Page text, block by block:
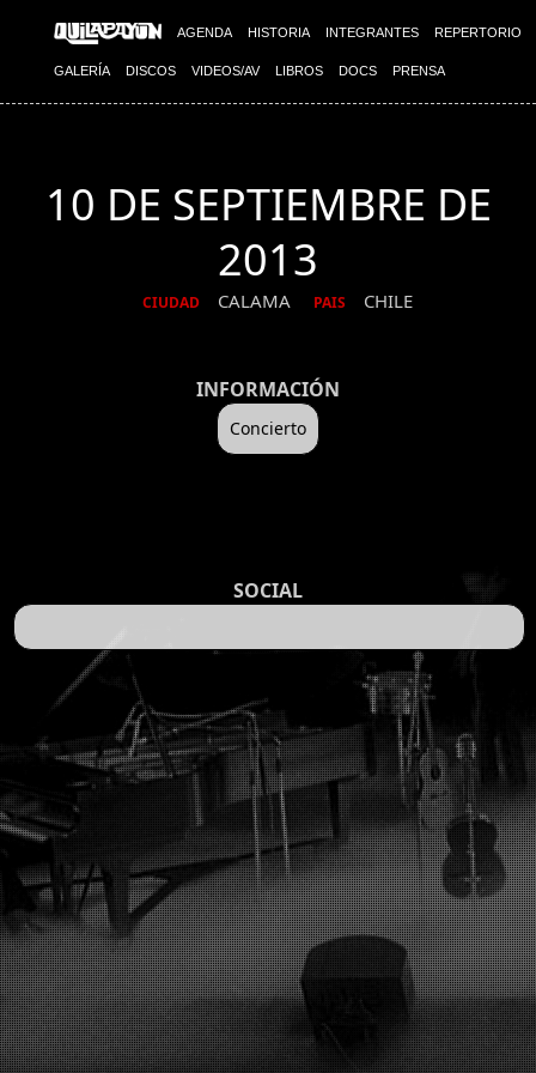
AGENDA HISTORIA INTEGRANTES REPERTORIO
GALERÍA DISCOS VIDEOS/AV LIBROS DOCS PRENSA
10 DE SEPTIEMBRE DE
2013
CIUDAD CALAMA PAIS CHILE
INFORMACIÓN
Concierto
SOCIAL